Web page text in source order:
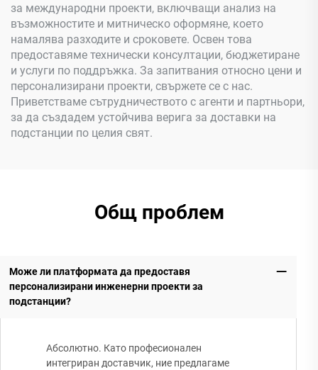
за международни проекти, включващи анализ на
възможностите и митническо оформяне, което
намалява разходите и сроковете. Освен това
предоставяме технически консултации, бюджетиране
и услуги по поддръжка. За запитвания относно цени и
персонализирани проекти, свържете се с нас.
Приветстваме сътрудничеството с агенти и партньори,
за да създадем устойчива верига за доставки на
подстанции по целия свят.
Общ проблем
Може ли платформата да предоставя
персонализирани инженерни проекти за
подстанции?
Абсолютно. Като професионален
интегриран доставчик, ние предлагаме